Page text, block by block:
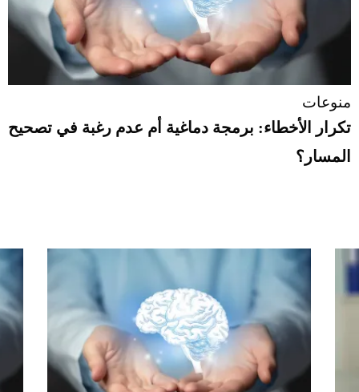
منوعات
تكرار الأخطاء: برمجة دماغية أم عدم رغبة في تصحيح
المسار؟